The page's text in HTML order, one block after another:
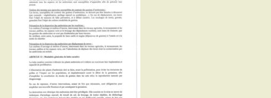
Actualités
Activités
Poésie
Contact